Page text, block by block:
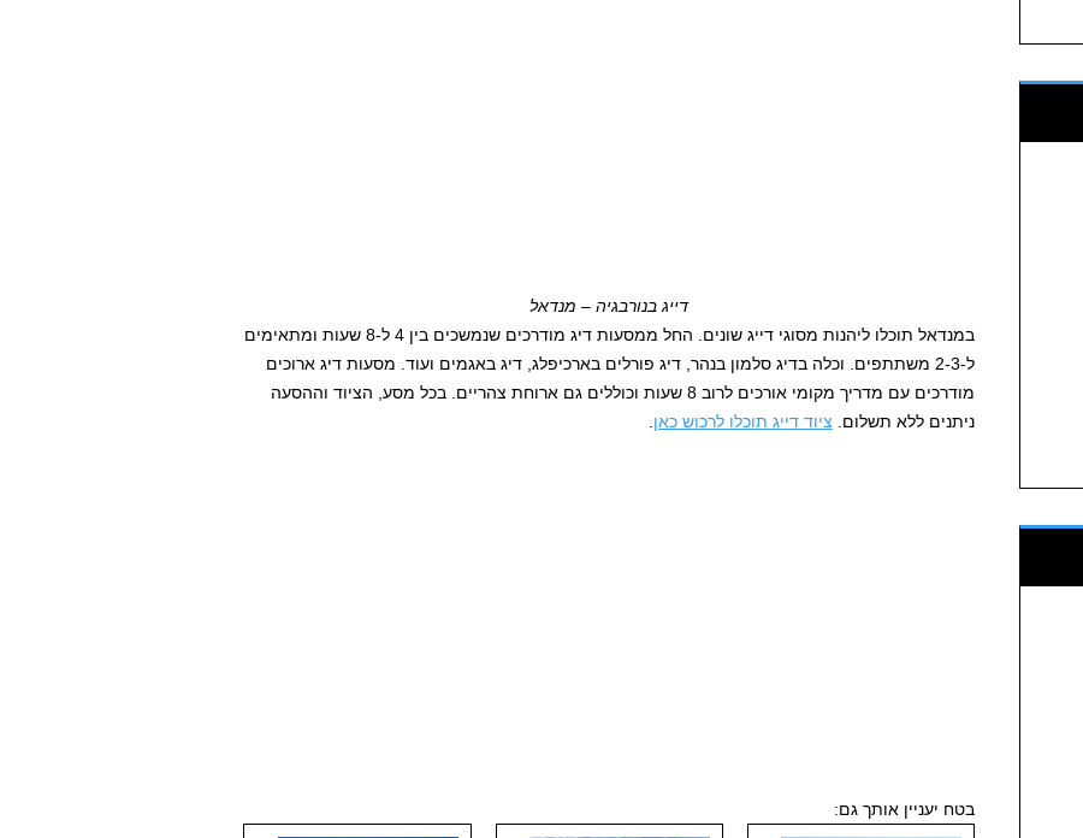
דייג בנורבגיה – מנדאל
במנדאל תוכלו ליהנות מסוגי דייג שונים. החל ממסעות דיג מודרכים שנמשכים בין 4 ל-8 שעות ומתאימים
ל-2-3 משתתפים. וכלה בדיג סלמון בנהר, דיג פורלים בארכיפלג, דיג באגמים ועוד. מסעות דיג ארוכים
מודרכים עם מדריך מקומי אורכים לרוב 8 שעות וכוללים גם ארוחת צהריים. בכל מסע, הציוד וההסעה
ניתנים ללא תשלום. ציוד דייג תוכלו לרכוש כאן
בטח יעניין אותך גם: